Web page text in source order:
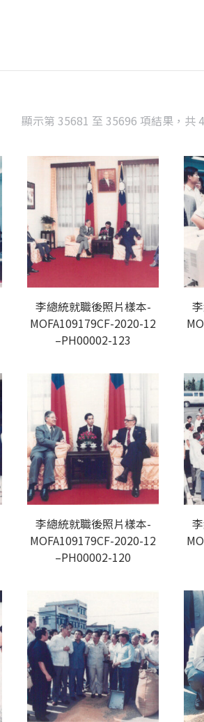
顯示第 35681 至 35696 項結果，共
李總統就職後照片樣本-
MOFA109179CF-2020-12
–PH00002-123
李總統就職後照片樣本-
MOFA109179CF-2020-12
–PH00002-120